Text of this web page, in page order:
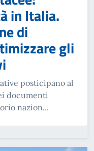
in Italia.
di
gli
posticipano al
documenti
nazion...